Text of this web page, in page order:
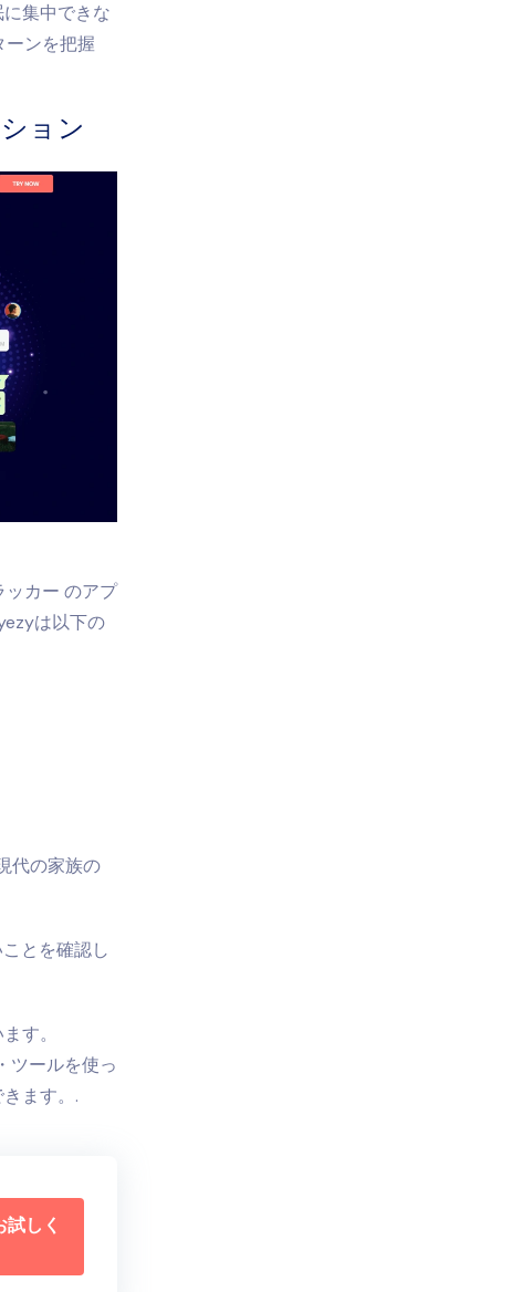
集中できな
ーンを把握
ョン
カー のアプ
は以下の
代の家族の
とを確認し
す。
ツールを使っ
ます。.
しく